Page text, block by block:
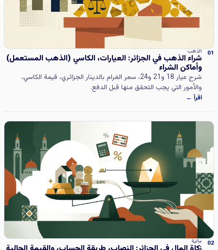
01 الذهب
شراء الذهب في الجزائر: العيارات، الكاسي (الذهب المستعمل)
وأماكن الشراء
شرح عيار 18 و21 و24، سعر الغرام بالدينار الجزائري، قيمة الكاسي،
والأمور التي يجب التحقق منها قبل الدفع.
اقرأ ←
02 مالية